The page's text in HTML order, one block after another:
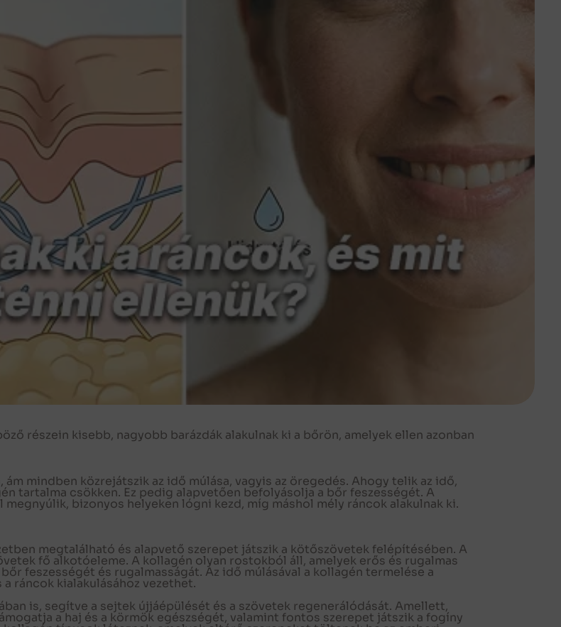
részein kisebb, nagyobb barázdák alakulnak ki a bőrön, amelyek ellen azonban
mindben közrejátszik az idő múlása, vagyis az öregedés. Ahogy telik az idő,
tartalma csökken. Ez pedig alapvetően befolyásolja a bőr feszességét. A
bizonyos helyeken lógni kezd, míg máshol mély ráncok alakulnak ki.
megtalálható és alapvető szerepet játszik a kötőszövetek felépítésében. A
fő alkotóeleme. A kollagén olyan rostokból áll, amelyek erős és rugalmas
feszességét és rugalmasságát. Az idő múlásával a kollagén termelése a
ráncok kialakulásához vezethet.
is, segítve a sejtek újjáépülését és a szövetek regenerálódását. Amellett,
a haj és a körmök egészségét, valamint fontos szerepet játszik a fogíny